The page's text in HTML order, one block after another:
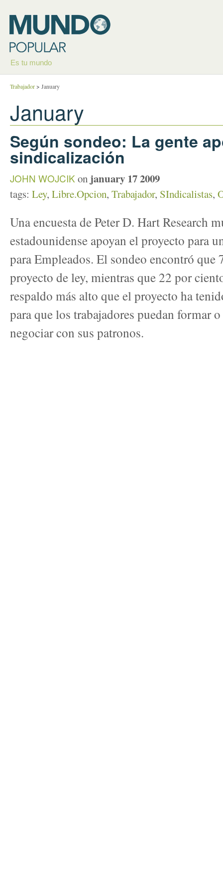
Es tu mundo
Trabajador> January
January
Según sondeo: La gente
sindicalización
JOHN WOJCIK on january 17 2009
tags: Ley, Libre.Opcion, Trabajador, SIndicalistas,
Una encuesta de Peter D. Hart Research
estadounidense apoyan el proyecto para
para Empleados. El sondeo encontró que
proyecto de ley, mientras que 22 por
respaldo más alto que el proyecto ha
para que los trabajadores puedan formar
negociar con sus patronos.